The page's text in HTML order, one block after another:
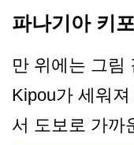
파나기아 키
만 위에는 그림
Kipou가 세워
서 도보로 가까